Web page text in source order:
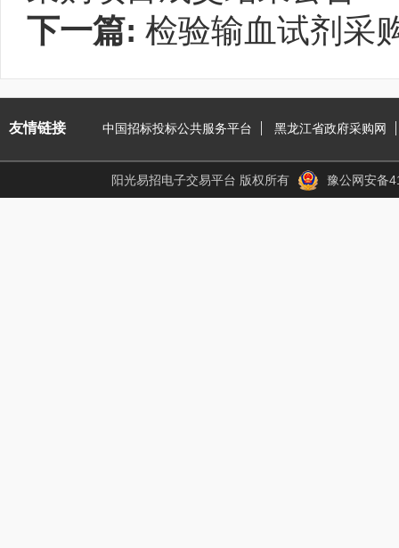
下一篇: 检验输血试剂采
友情链接 中国招标投标公共服务平台 黑龙江省政府采购网
阳光易招电子交易平台 版权所有 豫公网安备